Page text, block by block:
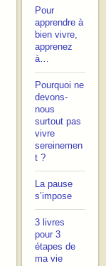
Pour
apprendre à
bien vivre,
apprenez
à…
Pourquoi ne
devons-
nous
surtout pas
vivre
sereinemen
t ?
La pause
s’impose
3 livres
pour 3
étapes de
ma vie